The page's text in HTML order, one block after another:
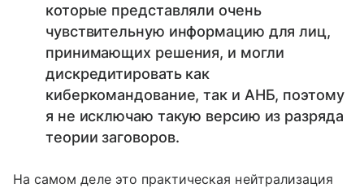
которые представляли очень
чувствительную информацию для лиц,
принимающих решения, и могли
дискредитировать как
киберкомандование, так и АНБ, поэтому
я не исключаю такую версию из разряда
теории заговоров.
На самом деле это практическая нейтрализация